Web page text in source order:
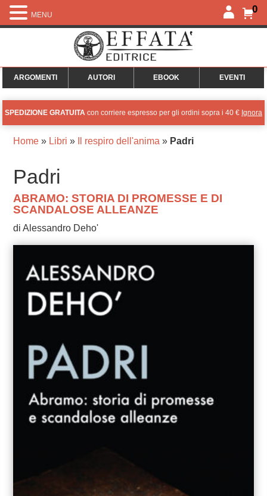
0
ARGOMENTI AUTORI EBOOK EVENTI
SPEDIZIONE GRATUITA con corriere espresso per gli ordini sopra i 40 € Ignora
Home» Libri » Il respiro dell'anima » Padri
Padri
ABRAMO: STORIA DI PROMESSE E DI
SCANDALOSE ALLEANZE
di Alessandro Deho'
MENU